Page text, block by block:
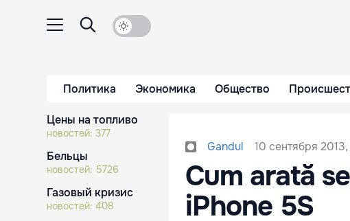
Политика Экономика Общество
Цены на топливо
новостей: 377
Бельцы
новостей: 5726
Газовый кризис
новостей: 408
Gandul 10 сентября
Cum arată
iPhone 5S